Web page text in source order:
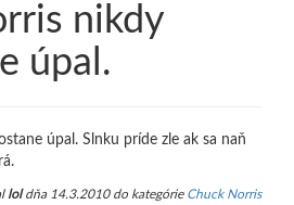
nikdy
úpal.
úpal. Slnku príde zle ak sa naň
loldňa 14.3.2010 do kategórie Chuck Norris